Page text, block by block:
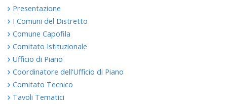
Presentazione
I Comuni del Distretto
Comune Capofila
Comitato Istituzionale
Ufficio di Piano
Coordinatore dell'Ufficio di Piano
Comitato Tecnico
Tavoli Tematici